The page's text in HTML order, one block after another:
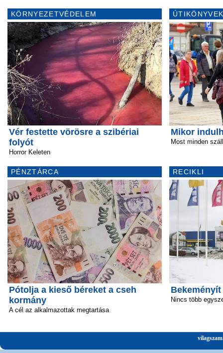
KÖRNYEZETVÉDELEM
Vér festette vörösre a szibériai
folyót
Horror Keleten
PÉNZTÁRCA
Pótolja a kieső béreket a cseh
kormány
A cél az alkalmazottak megtartása
Mikor
Most minden
RECIKLI
Bekeményít
Nincs több